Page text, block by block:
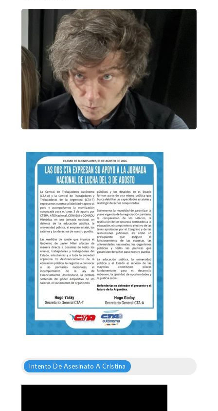
Intento De Asesinato A Cristina